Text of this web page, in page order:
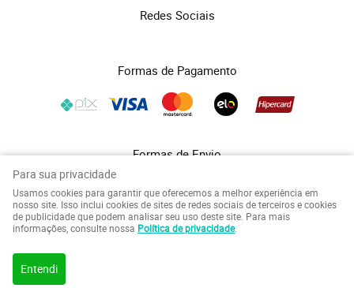
Redes Sociais
Formas de Pagamento
Formas de Envio
COPYRIGHT FUTURASEG - 2026 - TODOS OS DIREITOS RESERVADOS.
Para sua privacidade
Usamos cookies para garantir que oferecemos a melhor experiência em
nosso site. Isso inclui cookies de sites de redes sociais de terceiros e cookies
de publicidade que podem analisar seu uso deste site. Para mais
informações, consulte nossa Política de privacidade.
Entendi